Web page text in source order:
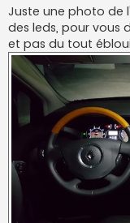
g
e
Juste une photo de
des leds, pour vous
et pas du tout